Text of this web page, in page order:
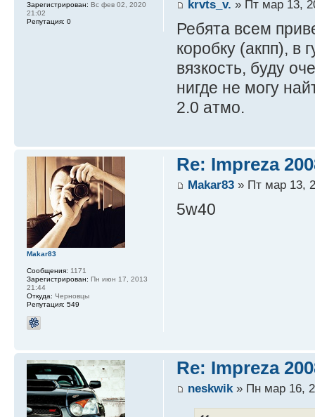
krvts_v. » Пт мар 13,
Ребята всем
коробку (акпп), в
вязкость, буду
нигде не могу
2.0 атмо.
Зарегистрирован: Вс фев 02, 2020
21:02
Репутация: 0
Re: Impreza
Makar83» Пт мар 13,
5w40
Makar83
Сообщения: 1171
Зарегистрирован: Пн июн 17, 2013
21:44
Откуда: Черновцы
Репутация: 549
Re: Impreza
neskwik» Пн мар 16,